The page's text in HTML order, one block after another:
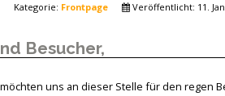
Kategorie: Frontpage Veröffentlicht: 11.
Besucher,
uns an dieser Stelle für den regen